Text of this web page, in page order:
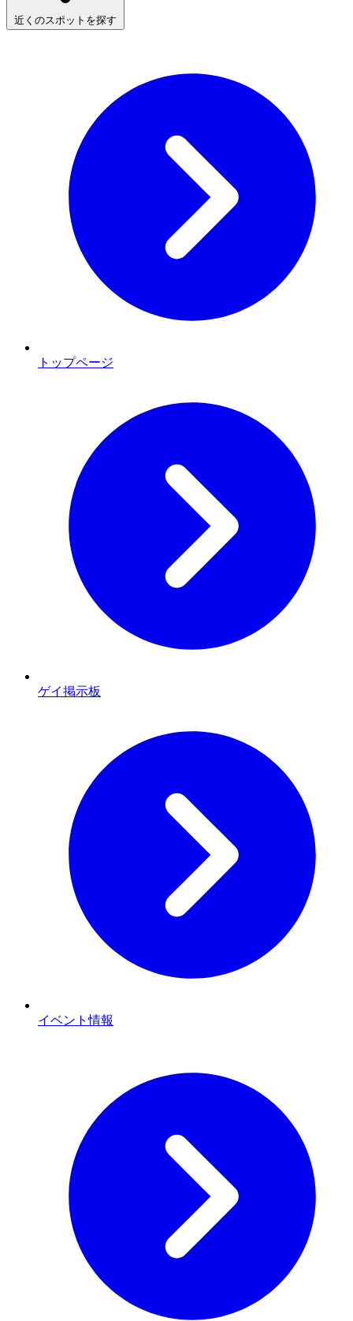
近くのスポットを探す
トップページ
ゲイ掲示板
イベント情報